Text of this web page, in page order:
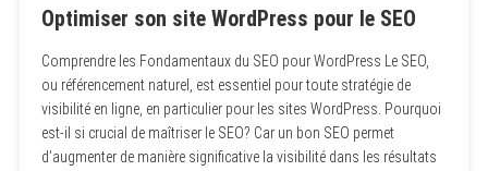
Optimiser son site WordPress pour le SEO
Comprendre les Fondamentaux du SEO pour WordPress Le SEO,
ou référencement naturel, est essentiel pour toute stratégie de
visibilité en ligne, en particulier pour les sites WordPress. Pourquoi
est-il si crucial de maîtriser le SEO? Car un bon SEO permet
d’augmenter de manière significative la visibilité dans les résultats